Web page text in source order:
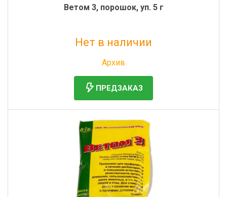
Ветом 3, порошок, уп. 5 г
Нет в наличии
Архив
ПРЕДЗАКАЗ